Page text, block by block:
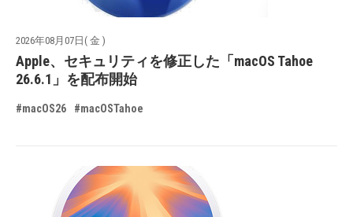
2026年08月07日( 金 )
Apple、セキュリティを修正した「macOS Tahoe
26.6.1」を配布開始
#macOS26 #macOSTahoe